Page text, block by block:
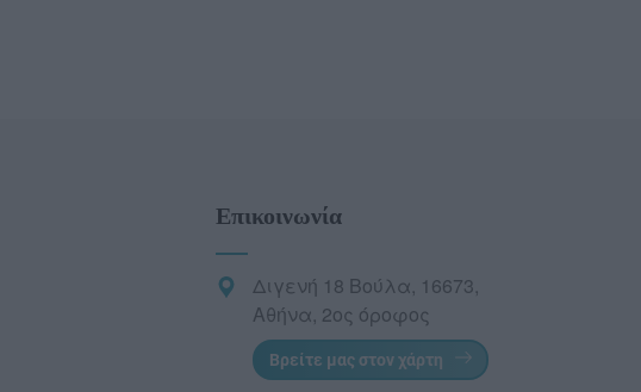
Επικοινωνία
Διγενή 18 Βούλα, 16673,
Αθήνα, 2ος όροφος
Βρείτε μας στον χάρτη